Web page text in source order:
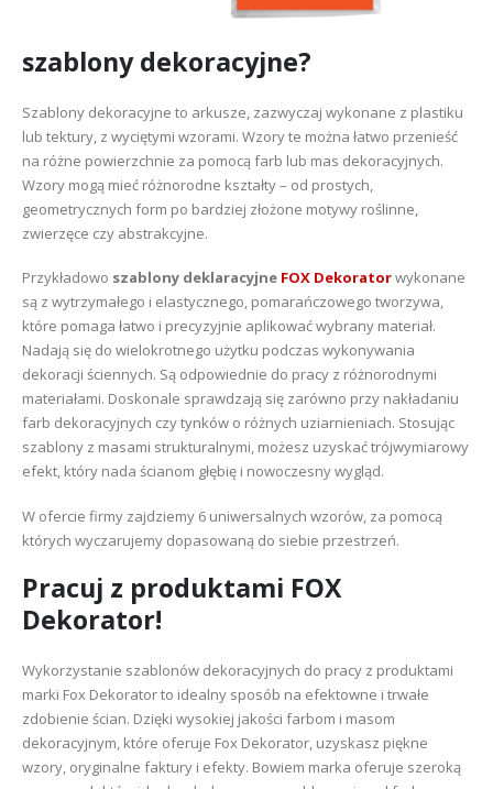
szablony dekoracyjne?
Szablony dekoracyjne to arkusze, zazwyczaj wykonane z plastiku
lub tektury, z wyciętymi wzorami. Wzory te można łatwo przenieść
na różne powierzchnie za pomocą farb lub mas dekoracyjnych.
Wzory mogą mieć różnorodne kształty – od prostych,
geometrycznych form po bardziej złożone motywy roślinne,
zwierzęce czy abstrakcyjne.
Przykładowo szablony deklaracyjne FOX Dekoratorwykonane
są z wytrzymałego i elastycznego, pomarańczowego tworzywa,
które pomaga łatwo i precyzyjnie aplikować wybrany materiał.
Nadają się do wielokrotnego użytku podczas wykonywania
dekoracji ściennych. Są odpowiednie do pracy z różnorodnymi
materiałami. Doskonale sprawdzają się zarówno przy nakładaniu
farb dekoracyjnych czy tynków o różnych uziarnieniach. Stosując
szablony z masami strukturalnymi, możesz uzyskać trójwymiarowy
efekt, który nada ścianom głębię i nowoczesny wygląd.
W ofercie firmy zajdziemy 6 uniwersalnych wzorów, za pomocą
których wyczarujemy dopasowaną do siebie przestrzeń.
Pracuj z produktami FOX
Dekorator!
Wykorzystanie szablonów dekoracyjnych do pracy z produktami
marki Fox Dekorator to idealny sposób na efektowne i trwałe
zdobienie ścian. Dzięki wysokiej jakości farbom i masom
dekoracyjnym, które oferuje Fox Dekorator, uzyskasz piękne
wzory, oryginalne faktury i efekty. Bowiem marka oferuje szeroką